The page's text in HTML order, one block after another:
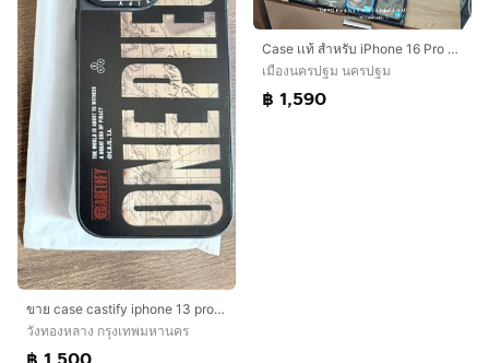
ขาย case castify iphone 13 pro max
วังทองหลาง กรุงเทพมหานคร
Case เเท้ สำหรับ iPhone 16 Pro Max
เมืองนครปฐม นครปฐม
฿ 1,590